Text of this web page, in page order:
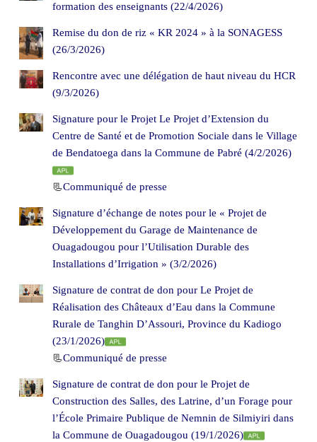
formation des enseignants (22/4/2026)
Remise du don de riz « KR 2024 » à la SONAGESS
(26/3/2026)
Rencontre avec une délégation de haut niveau du HCR
(9/3/2026)
Signature pour le Projet Le Projet d’Extension du
Centre de Santé et de Promotion Sociale dans le Village
de Bendatoega dans la Commune de Pabré (4/2/2026)
📃Communiqué de presse
Signature d’échange de notes pour le « Projet de
Développement du Garage de Maintenance de
Ouagadougou pour l’Utilisation Durable des
Installations d’Irrigation » (3/2/2026)
Signature de contrat de don pour Le Projet de
Réalisation des Châteaux d’Eau dans la Commune
Rurale de Tanghin D’Assouri, Province du Kadiogo
(23/1/2026)
📃Communiqué de presse
Signature de contrat de don pour le Projet de
Construction des Salles, des Latrine, d’un Forage pour
l’École Primaire Publique de Nemnin de Silmiyiri dans
la Commune de Ouagadougou (19/1/2026)